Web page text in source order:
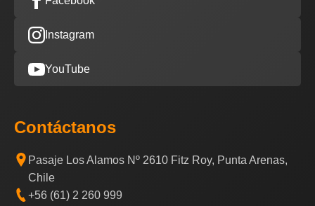
Instagram
YouTube
Contáctanos
Pasaje Los Alamos Nº 2610 Fitz Roy, Punta Arenas,
Chile
+56 (61) 2 260 999